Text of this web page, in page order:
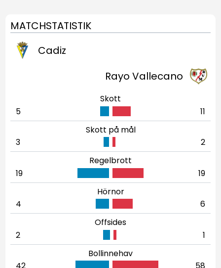
MATCHSTATISTIK
Cadiz
Rayo Vallecano
Skott
5
11
Skott på mål
3
2
Regelbrott
19
19
Hörnor
4
6
Offsides
2
1
Bollinnehav